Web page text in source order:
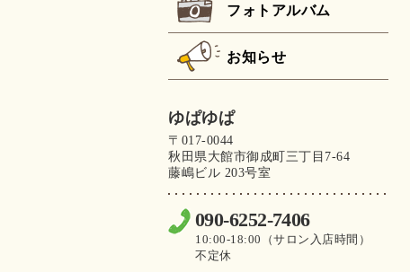
フォトアルバム
お知らせ
ゆぱゆぱ
〒017-0044
秋田県大館市御成町三丁目7-64
藤嶋ビル 203号室
090-6252-7406
10:00-18:00（サロン入店時間）
不定休